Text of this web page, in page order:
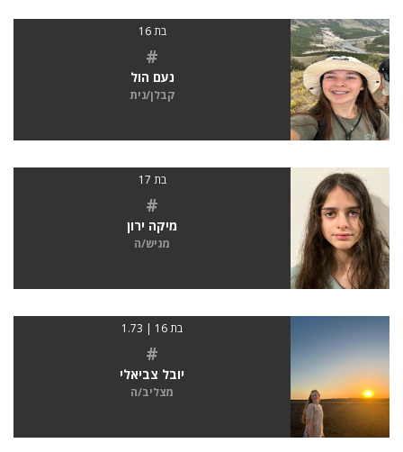
בת 16
#
נעם הול
קבלן/נית
בת 17
#
מיקה ירון
מגיש/ה
בת 16 | 1.73
#
יובל צביאלי
מצליב/ה